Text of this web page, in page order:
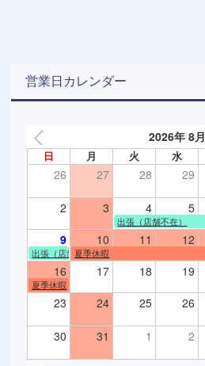
営業日カレンダー
2026年 8月
日 月 火 水
26 27 28 29
2 3 4 5
出張（店舗不在）
9 10 11 12
出張（店舗不在）
夏季休暇
16 17 18 19
夏季休暇
23 24 25 26
30 31 1 2